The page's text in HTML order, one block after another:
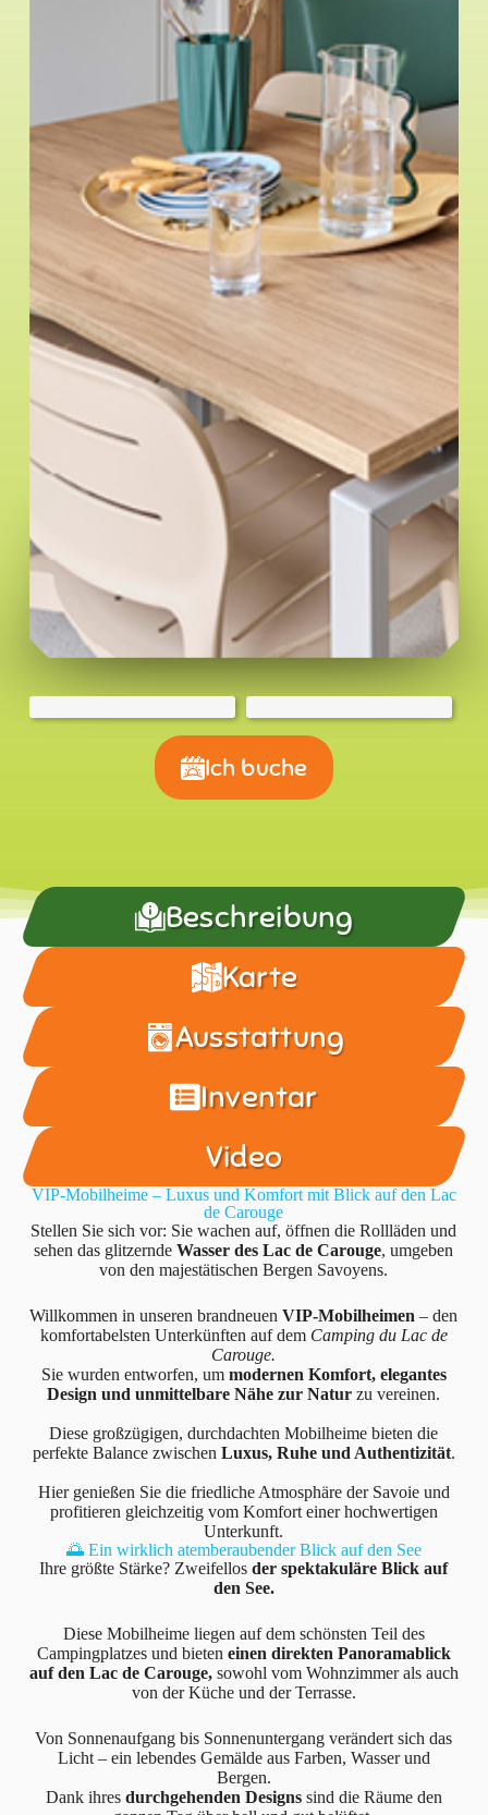
Ich buche
Beschreibung
Karte
Ausstattung
Inventar
Video
VIP-Mobilheime – Luxus und Komfort mit Blick auf den Lac
de Carouge
Stellen Sie sich vor: Sie wachen auf, öffnen die Rollläden und
sehen das glitzerndeWasser des Lac de Carouge, umgeben
von den majestätischen Bergen Savoyens.
Willkommen in unseren brandneuenVIP-Mobilheimen – den
komfortabelsten Unterkünften auf dem Camping du Lac de
Carouge.
Sie wurden entworfen, um modernen Komfort, elegantes
Design und unmittelbare Nähe zur Natur zu vereinen.
Diese großzügigen, durchdachten Mobilheime bieten die
perfekte Balance zwischen Luxus, Ruhe und Authentizität.
Hier genießen Sie die friedliche Atmosphäre der Savoie und
profitieren gleichzeitig vom Komfort einer hochwertigen
Unterkunft.
🌅 Ein wirklich atemberaubender Blick auf den See
Ihre größte Stärke? Zweifellosder spektakuläre Blick auf
den See.
Diese Mobilheime liegen auf dem schönsten Teil des
Campingplatzes und bieten einen direkten Panoramablick
auf den Lac de Carouge,sowohl vom Wohnzimmer als auch
von der Küche und der Terrasse.
Von Sonnenaufgang bis Sonnenuntergang verändert sich das
Licht – ein lebendes Gemälde aus Farben, Wasser und
Bergen.
Dank ihres durchgehenden Designssind die Räume den